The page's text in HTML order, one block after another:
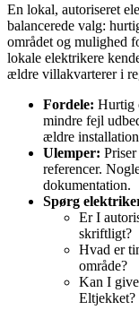
En lokal, autoriseret
balancerede valg:
området og mulighed
lokale elektrikere
ældre villakvarterer i
Fordele: Hurtig
mindre fejl
ældre
Ulemper:
referencer.
dokumentation.
Spørg
Er I
skriftligt?
Hvad er
område?
Kan I
Eltjekket?